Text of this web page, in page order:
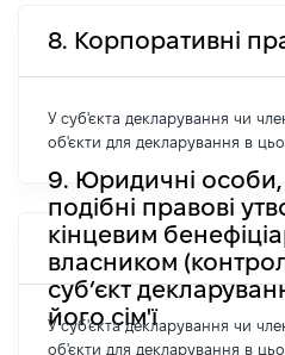
8. Корпоративні
У суб'єкта декларування чи
об'єкти для декларування в
9. Юридичні особи,
подібні правові
кінцевим
власником
суб’єкт
його сім'ї
У суб'єкта декларування чи
об'єкти для декларування в